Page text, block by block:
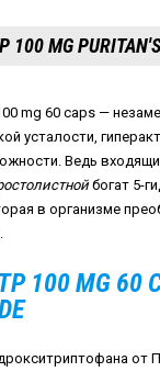
MG
mg 60 caps —
усталости,
Ведь
богат 5-
в организме
100 MG 60
от